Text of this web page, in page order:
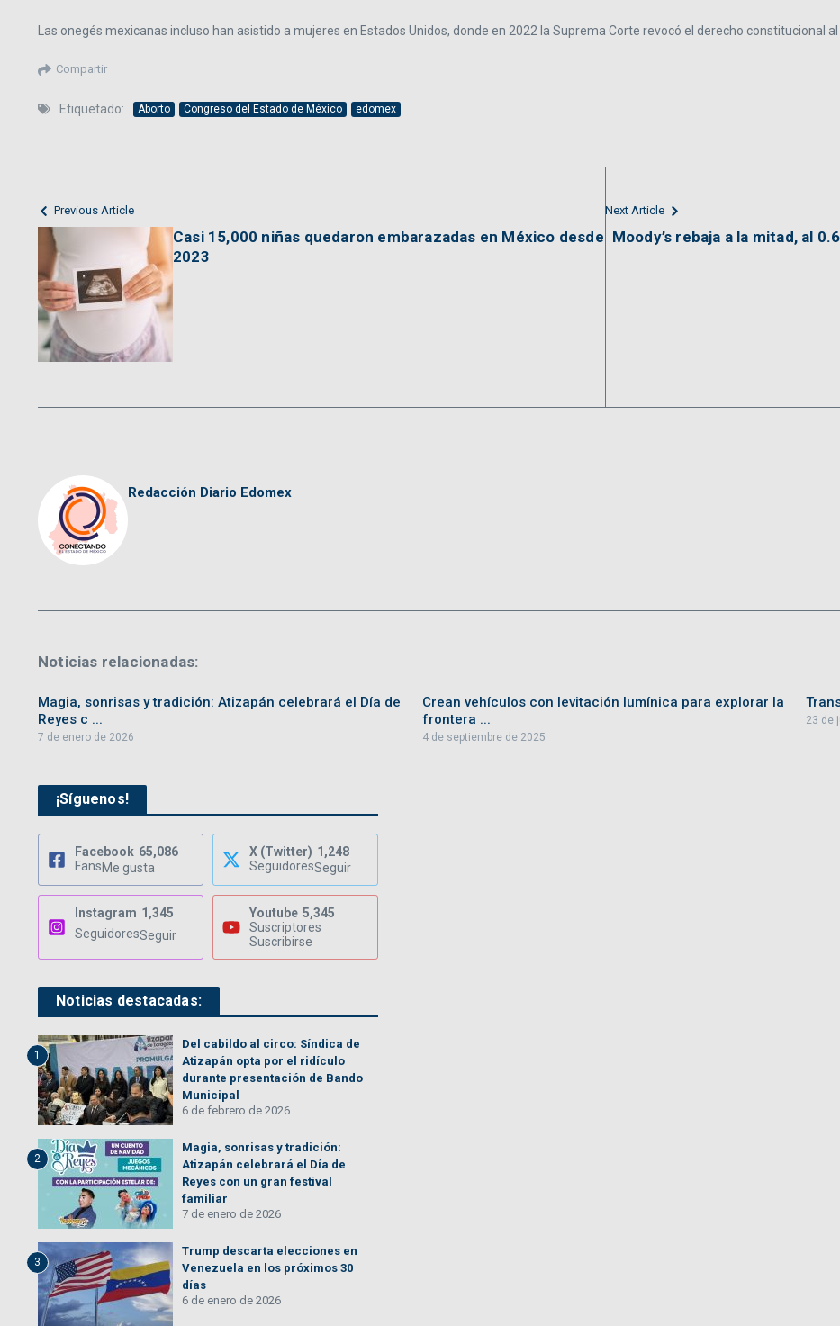
Las onegés mexicanas incluso han asistido a mujeres en Estados Unidos, donde en 2022 la Suprema Corte revocó el derecho constitucional
Compartir
Etiquetado: Aborto Congreso del Estado de México edomex
Previous Article
Casi 15,000 niñas quedaron embarazadas en México desde
2023
Next Article
Moody’s rebaja a la mitad, al
Redacción Diario Edomex
Noticias relacionadas:
Magia, sonrisas y tradición: Atizapán celebrará el Día de
Reyes c ...
7 de enero de 2026
Crean vehículos con levitación lumínica para explorar la
frontera ...
4 de septiembre de 2025
23 de
¡Síguenos!
Facebook 65,086
FansMe gusta
X (Twitter) 1,248
SeguidoresSeguir
Instagram 1,345
SeguidoresSeguir
Youtube 5,345
Suscriptores
Suscribirse
Noticias destacadas:
1
Del cabildo al circo: Síndica de
Atizapán opta por el ridículo
durante presentación de Bando
Municipal
6 de febrero de 2026
2
Magia, sonrisas y tradición:
Atizapán celebrará el Día de
Reyes con un gran festival
familiar
7 de enero de 2026
3
Trump descarta elecciones en
Venezuela en los próximos 30
días
6 de enero de 2026